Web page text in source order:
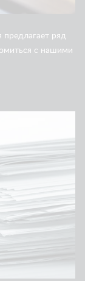
ряд
с нашими